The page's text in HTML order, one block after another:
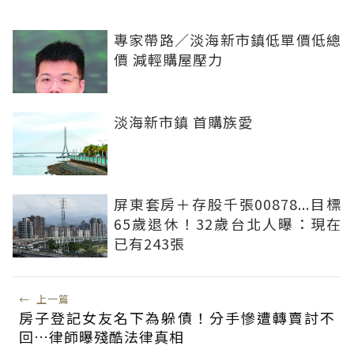
專家帶路／淡海新市鎮低單價低總
價 減輕購屋壓力
淡海新市鎮 首購族愛
屏東套房＋存股千張00878...目標
65歲退休！32歲台北人曝：現在
已有243張
← 上一篇
房子登記女友名下為躲債！分手慘遭轉賣討不
回…律師曝殘酷法律真相